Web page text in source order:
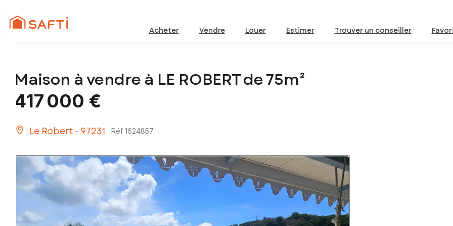
Acheter Vendre Louer Estimer Trouver un conseiller
Maison à vendre à LE ROBERT de 75m²
417 000 €
Le Robert - 97231 Réf 1624857